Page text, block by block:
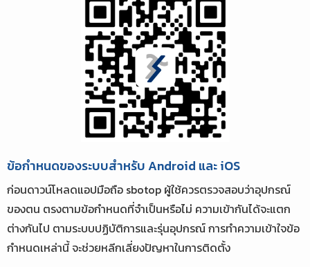
ข้อกำหนดของระบบสำหรับ Android และ iOS
ก่อนดาวน์โหลดแอปมือถือ sbotop ผู้ใช้ควรตรวจสอบว่าอุปกรณ์
ของตน ตรงตามข้อกำหนดที่จำเป็นหรือไม่ ความเข้ากันได้จะแตก
ต่างกันไป ตามระบบปฏิบัติการและรุ่นอุปกรณ์ การทำความเข้าใจข้อ
กำหนดเหล่านี้ จะช่วยหลีกเลี่ยงปัญหาในการติดตั้ง